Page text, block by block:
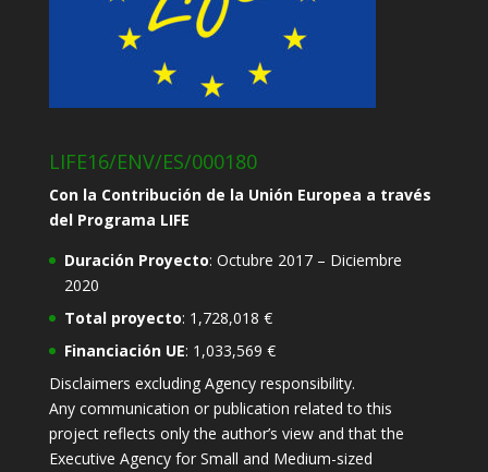
LIFE16/ENV/ES/000180
Con la Contribución de la Unión Europea a través
del Programa LIFE
Duración Proyecto: Octubre 2017 – Diciembre
2020
Total proyecto: 1,728,018 €
Financiación UE: 1,033,569 €
Disclaimers excluding Agency responsibility.
Any communication or publication related to this
project reflects only the author’s view and that the
Executive Agency for Small and Medium-sized